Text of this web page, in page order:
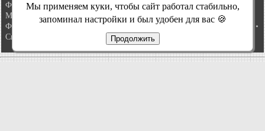
Фокус 1• Фокус Турнир 1•Фокус 2•Мондео 1•Мондео 1 и 2•
Мондео 2•Мондео 3•Мондео 4•Эскорт 3•Эскорт 4 •Эскорт 5
Фиеста 2
Таурус 1 и 2 Фьюжн • Скорпио 1
•
Сиерра
Мы применяем куки, чтобы сайт работал стабильно,
запоминал настройки и был удобен для вас 🍪
Продолжить